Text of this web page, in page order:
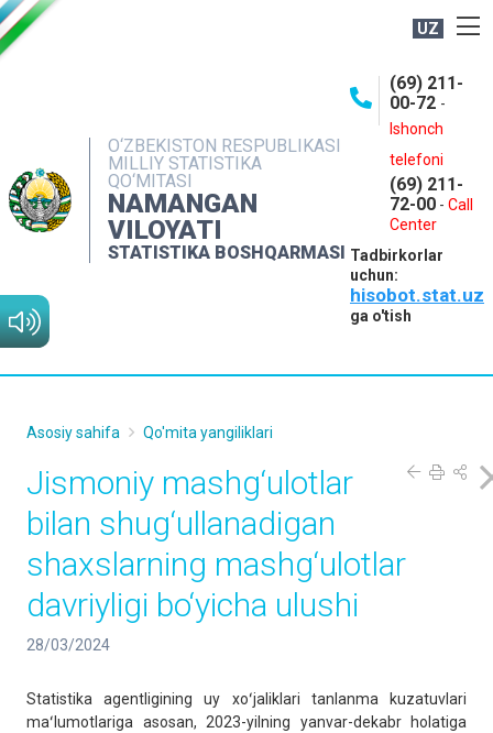
UZ
O‘ZBEKISTON RESPUBLIKASI
MILLIY STATISTIKA
QO‘MITASI
NAMANGAN
VILOYATI
STATISTIKA BOSHQARMASI
(69) 211-
00-72 -
Ishonch
telefoni
(69) 211-
72-00 - Call
Center
Tadbirkorlar
uchun:
hisobot.stat.uz
ga o'tish
NASHRLAR
INTERAKTIV XIZMATLAR
MATBUOT XIZMATI
MUROJAATLAR
Asosiy sahifa Qo'mita yangiliklari
Jismoniy mashg‘ulotlar
bilan shug‘ullanadigan
shaxslarning mashg‘ulotlar
davriyligi bo‘yicha ulushi
28/03/2024
Statistika agentligining uy xoʻjaliklari tanlanma kuzatuvlari
maʻlumotlariga asosan, 2023-yilning yanvar-dekabr holatiga